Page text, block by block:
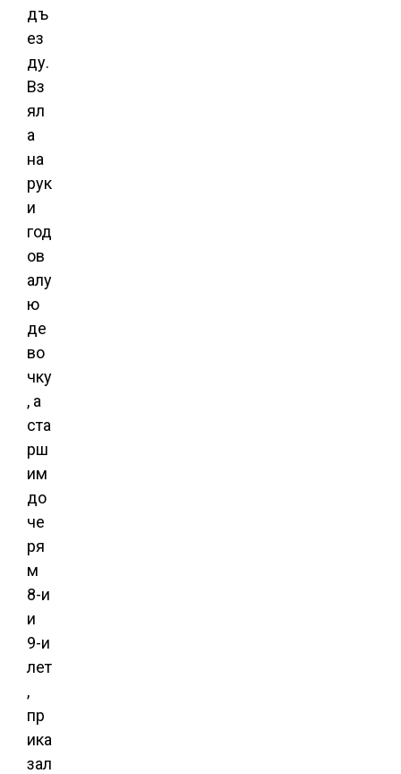
дъ
ез
ду.
Вз
ял
а
на
рук
и
год
ов
алу
ю
де
во
чку
, а
ста
рш
им
до
че
ря
м
8-и
и
9-и
лет
,
пр
ика
зал